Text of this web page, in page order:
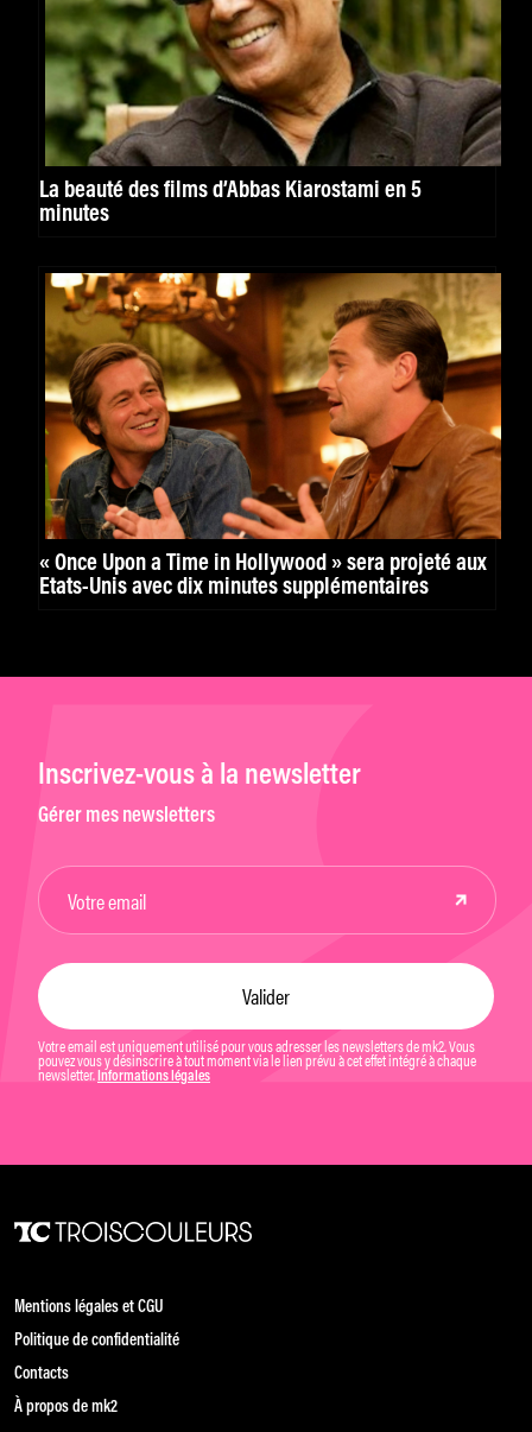
La beauté des films d’Abbas Kiarostami en 5
minutes
« Once Upon a Time in Hollywood » sera projeté aux
Etats-Unis avec dix minutes supplémentaires
Inscrivez-vous à la newsletter
Gérer mes newsletters
Votre email est uniquement utilisé pour vous adresser les newsletters de mk2. Vous
pouvez vous y désinscrire à tout moment via le lien prévu à cet effet intégré à chaque
newsletter. Informations légales
Mentions légales et CGU
Politique de confidentialité
Contacts
À propos de mk2